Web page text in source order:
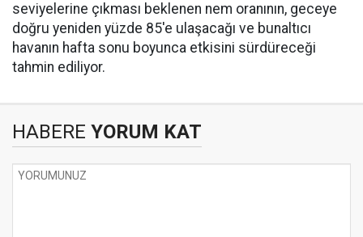
seviyelerine çıkması beklenen nem oranının, geceye
doğru yeniden yüzde 85'e ulaşacağı ve bunaltıcı
havanın hafta sonu boyunca etkisini sürdüreceği
tahmin ediliyor.
HABERE YORUM KAT